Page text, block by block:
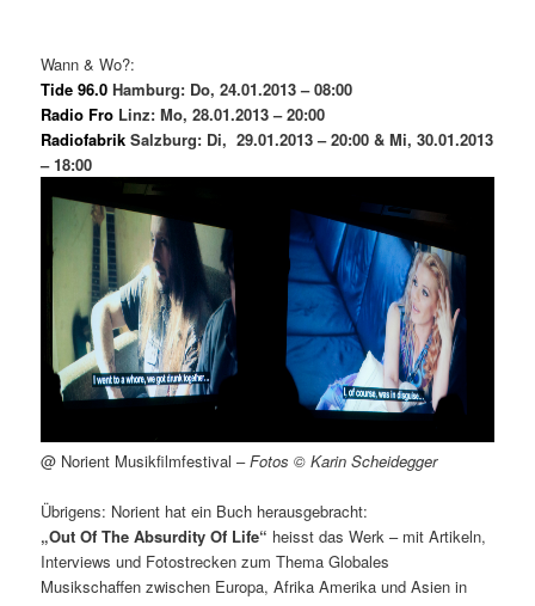
Wann & Wo?:
Tide 96.0 Hamburg: Do, 24.01.2013 – 08:00
Radio Fro Linz: Mo, 28.01.2013 – 20:00
Radiofabrik Salzburg: Di, 29.01.2013 – 20:00 &Mi, 30.01.2013
– 18:00
@ Norient Musikfilmfestival –Fotos © Karin Scheidegger
Übrigens: Norient hat ein Buch herausgebracht:
„Out Of The Absurdity Of Life“ heisst das Werk – mit Artikeln,
Interviews und Fotostrecken zum Thema Globales
Musikschaffen zwischen Europa, Afrika Amerika und Asien in